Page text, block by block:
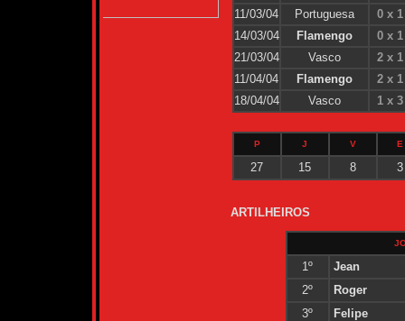
11/03/04
Portuguesa
0 x 1
14/03/04
Flamengo
0 x 1
21/03/04
Vasco
2 x 1
11/04/04
Flamengo
2 x 1
18/04/04
Vasco 1 x 3
P J V E
27 15 8 3
ARTILHEIROS
1º
Jean
2º
Roger
3º
Felipe